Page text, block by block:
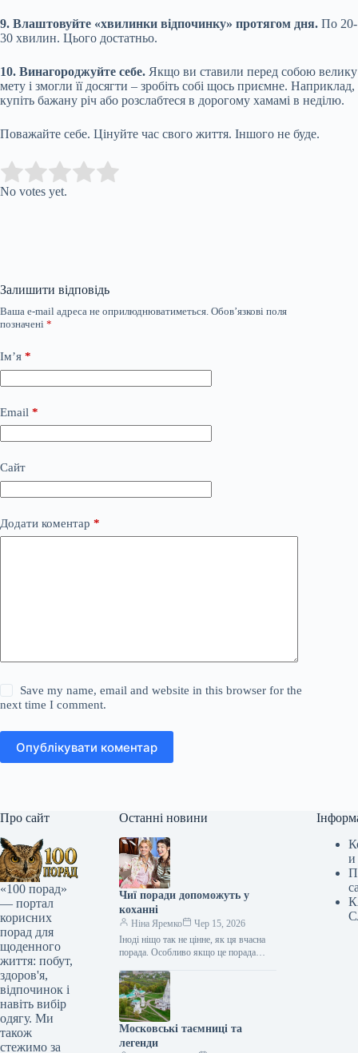
9. Влаштовуйте «хвилинки відпочинку» протягом дня. По 20-
30 хвилин. Цього достатньо.
10. Винагороджуйте себе. Якщо ви ставили перед собою велику
мету і змогли її досягти – зробіть собі щось приємне. Наприклад,
купіть бажану річ або розслабтеся в дорогому хамамі в неділю.
Поважайте себе. Цінуйте час свого життя. Іншого не буде.
Rate this item:
No votes yet.
Залишити відповідь
Ваша e-mail адреса не оприлюднюватиметься. Обов’язкові поля
позначені *
Ім’я *
Email *
Сайт
Додати коментар *
Save my name, email and website in this browser for the
next time I comment.
Опублікувати коментар
Про сайт
«100 порад»
— портал
корисних
порад для
щоденного
життя: побут,
здоров'я,
відпочинок і
навіть вибір
одягу. Ми
також
стежимо за
Останні новини
Чиї поради допоможуть у
коханні
Ніна Яремко
Чер 15, 2026
Іноді ніщо так не цінне, як ця вчасна
порада. Особливо якщо це порада
косметолога, тренера, стиліста…
Московські таємниці та
легенди
и